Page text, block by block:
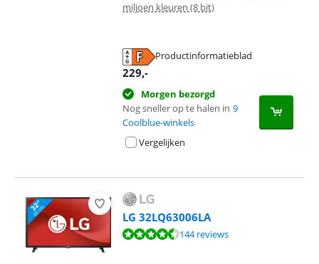
miljoen kleuren (8 bit)
Productinformatieblad
229,-
Morgen bezorgd
Nog sneller op te halen in 9
Coolblue-winkels
Vergelijken
LG 32LQ63006LA
Beoordeling is 8,5 van de 10, gebaseerd op 144 reviews.
144 reviews